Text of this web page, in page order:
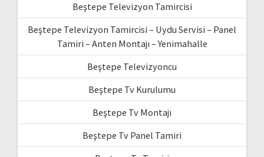
Beştepe Televizyon Tamircisi
Beştepe Televizyon Tamircisi – Uydu Servisi – Panel
Tamiri – Anten Montajı – Yenimahalle
Beştepe Televizyoncu
Beştepe Tv Kurulumu
Beştepe Tv Montajı
Beştepe Tv Panel Tamiri